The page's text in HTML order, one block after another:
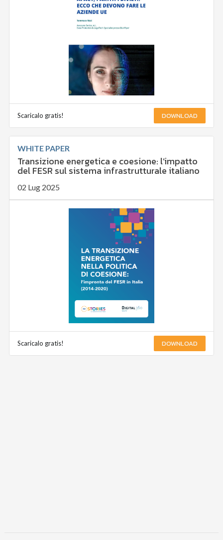
Scaricalo gratis! DOWNLOAD
WHITE PAPER
Transizione energetica e coesione: l’impatto
del FESR sul sistema infrastrutturale italiano
02 Lug 2025
Scaricalo gratis! DOWNLOAD